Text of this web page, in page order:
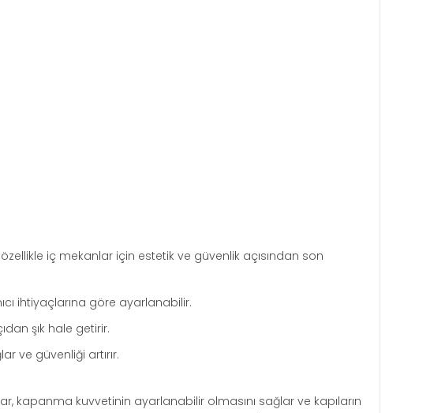
özellikle iç mekanlar için estetik ve güvenlik açısından son
ihtiyaçlarına göre ayarlanabilir.
şık hale getirir.
ve güvenliği artırır.
kapanma kuvvetinin ayarlanabilir olmasını sağlar ve kapıların